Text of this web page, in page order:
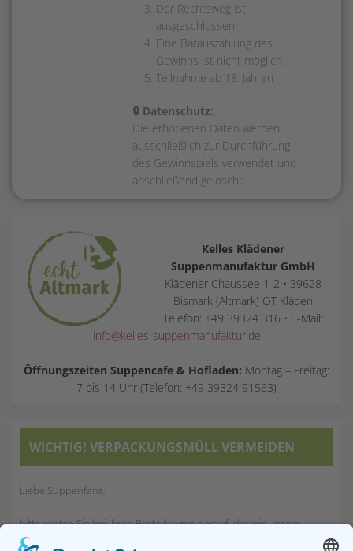
Der Rechtsweg ist
ausgeschlossen.
Eine Barauszahlung des
Gewinns ist nicht möglich.
Teilnahme ab 18. Jahren
🔒 Datenschutz:
Die erhobenen Daten werden
ausschließlich zur Durchführung
des Gewinnspiels verwendet und
anschließend gelöscht.
Kelles Klädener
Suppenmanufaktur GmbH
Klädener Chaussee 1-2 • 39628
Bismark (Altmark) OT Kläden
Telefon: +49 39324 316 • E-Mail:
info@kelles-suppenmanufaktur.de
Öffnungszeiten Suppencafe & Hofladen: Montag – Freitag:
7 bis 14 Uhr (Telefon: +49 39324 91563)
WICHTIG! VERPACKUNGSMÜLL VERMEIDEN
Liebe Suppenfans,
bitte achten Sie bei Ihren Bestellungen darauf, das wir unsere
Suppen immer